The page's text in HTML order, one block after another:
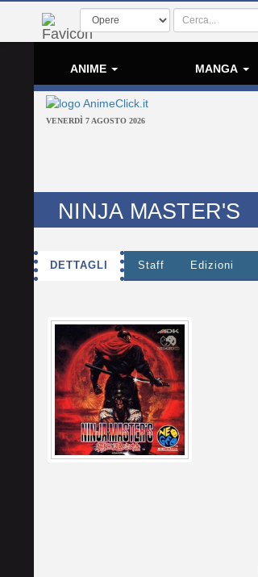
ANIME MANGA
VENERDÌ 7 AGOSTO 2026
NINJA MASTER'S
DETTAGLI Staff Edizioni